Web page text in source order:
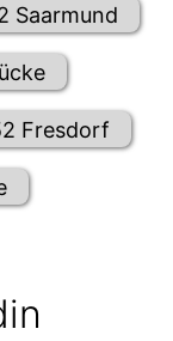
Saarmund
Fresdorf